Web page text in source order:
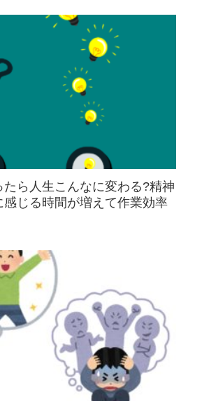
たら人生こんなに変わる?精神
感じる時間が増えて作業効率